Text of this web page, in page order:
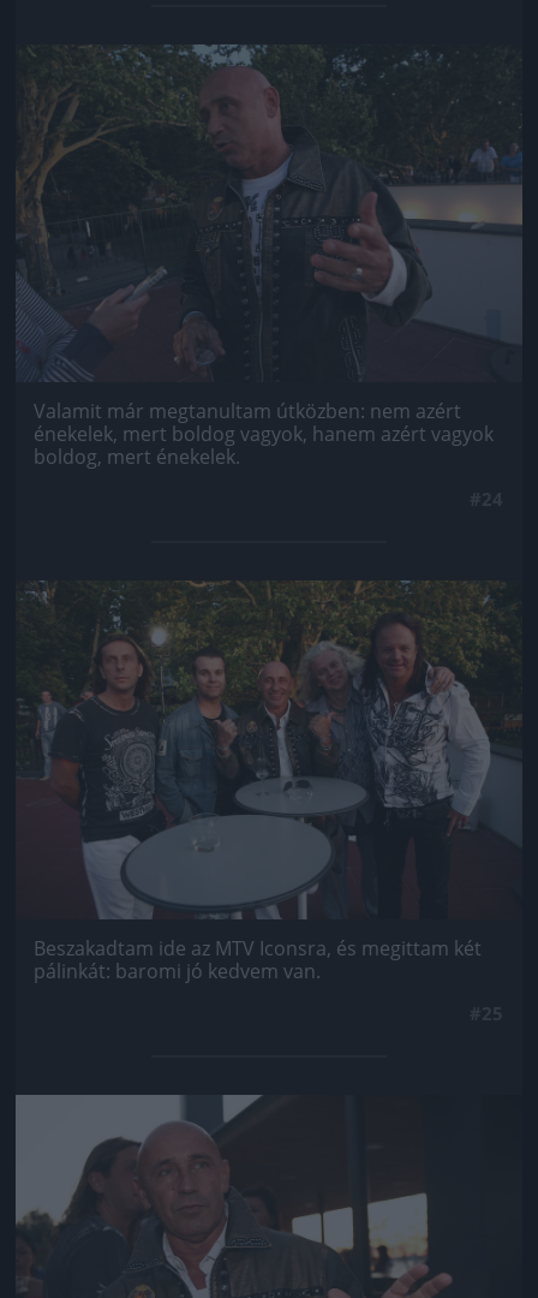
Jön még kép!
Valamit már megtanultam útközben: nem azért
énekelek, mert boldog vagyok, hanem azért vagyok
boldog, mert énekelek.
Jön még kép!
Beszakadtam ide az MTV Iconsra, és megittam két
pálinkát: baromi jó kedvem van.
Jön még kép!